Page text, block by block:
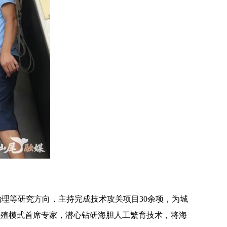
研究方向，主持完成技术攻关项目30余项，为城
模式首席专家，潜心钻研海胆人工繁育技术，将海